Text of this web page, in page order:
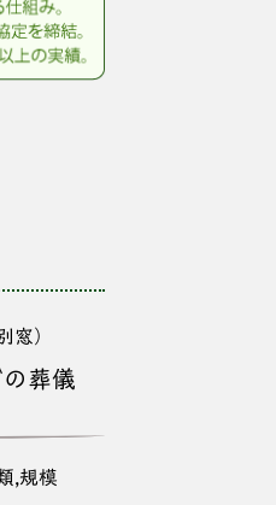
窓）
葬儀
,規模